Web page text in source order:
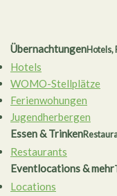
ÜbernachtungenHotels,
Hotels
WOMO-Stellplätze
Ferienwohungen
Jugendherbergen
Essen & Trinken
Restaurants
Eventlocations & mehr
Locations